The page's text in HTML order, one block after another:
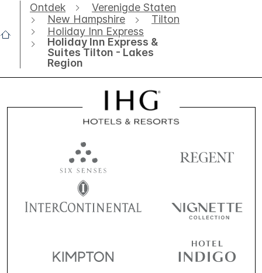
Ontdek
Verenigde Staten
New Hampshire
Tilton
Holiday Inn Express
Holiday Inn Express &
Suites Tilton - Lakes
Region